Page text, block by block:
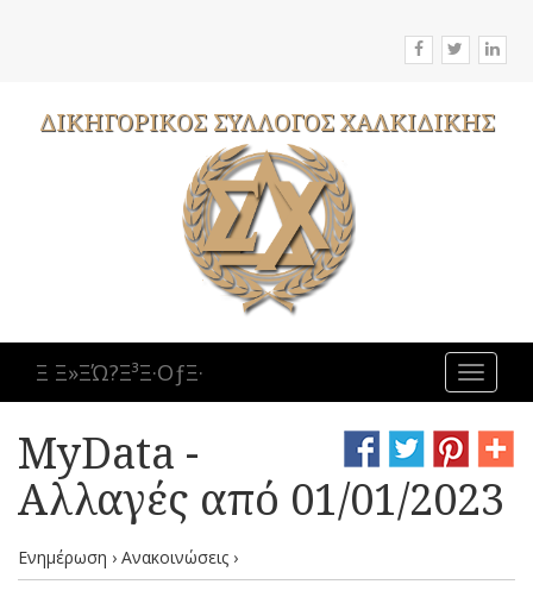
ΔΙΚΗΓΟΡΙΚΟΣ ΣΥΛΛΟΓΟΣΧΑΛΚΙΔΙΚΗΣ
Toggle
Ξ Ξ»ΞΏ?Ξ³Ξ·ΟƒΞ·
MyData -
Αλλαγές από 01/01/2023
Ενημέρωση › Ανακοινώσεις ›